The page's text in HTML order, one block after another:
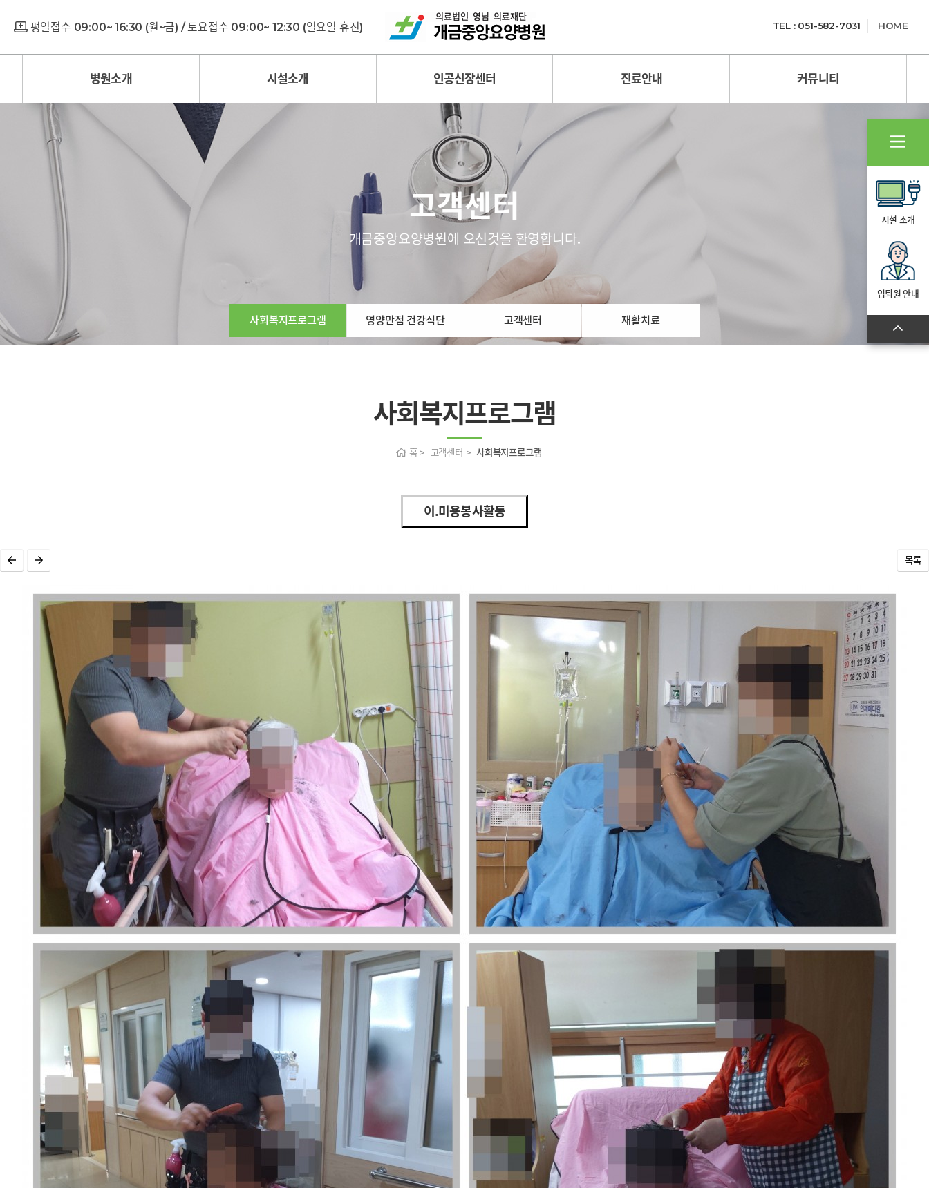
시설 소개
입퇴원 안내
평일접수 09:00~ 16:30 (월~금) / 토요접수 09:00~ 12:30 (일요일 휴진) TEL : 051-582-7031 HOME
병원소개 시설소개 인공신장센터 진료안내 커뮤니티
사회복지프로그램 영양만점 건강식단 고객센터 재활치료
고객센터
개금중앙요양병원에 오신것을 환영합니다.
사회복지프로그램
홈 > 고객센터 > 사회복지프로그램
이.미용봉사활동
목록